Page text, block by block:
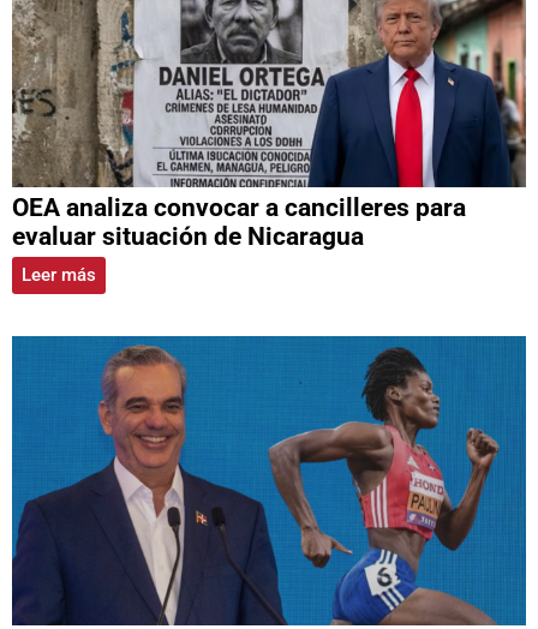
OEA analiza convocar a cancilleres para
evaluar situación de Nicaragua
Leer más